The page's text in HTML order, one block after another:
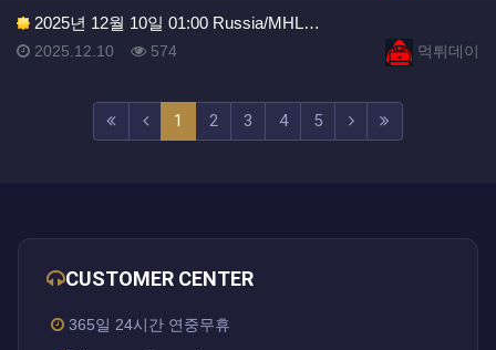
2025년 12월 10일 01:00 Russia/MHL…
등록자먹튀데이
등록일
2025.12.10 조회
574
1 (current)
2 3 4 5 (next)
CUSTOMER CENTER
365일 24시간 연중무휴